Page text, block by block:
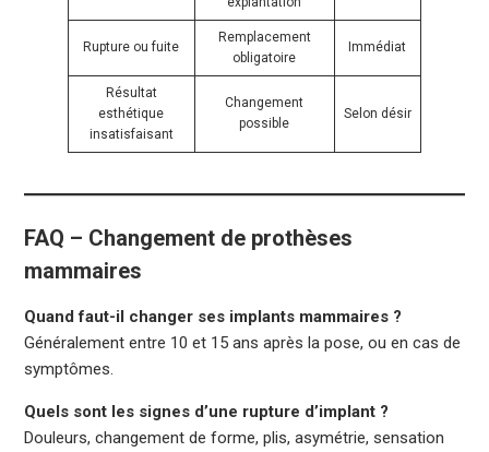
Rupture ou fuite
Remplacement
obligatoire
Immédiat
Résultat
esthétique
insatisfaisant
Changement
possible
Selon désir
FAQ – Changement de prothèses
mammaires
Quand faut-il changer ses implants mammaires ?
Généralement entre 10 et 15 ans après la pose, ou en cas de
symptômes.
Quels sont les signes d’une rupture d’implant ?
Douleurs, changement de forme, plis, asymétrie, sensation